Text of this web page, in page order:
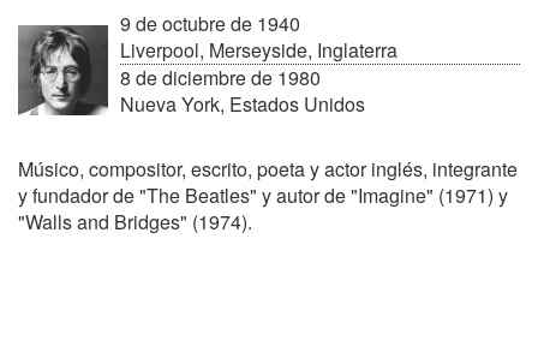
9 de octubre de 1940
Liverpool, Merseyside, Inglaterra
8 de diciembre de 1980
Nueva York, Estados Unidos
Músico, compositor, escrito, poeta y actor inglés, integrante
y fundador de "The Beatles" y autor de "Imagine" (1971) y
"Walls and Bridges" (1974).